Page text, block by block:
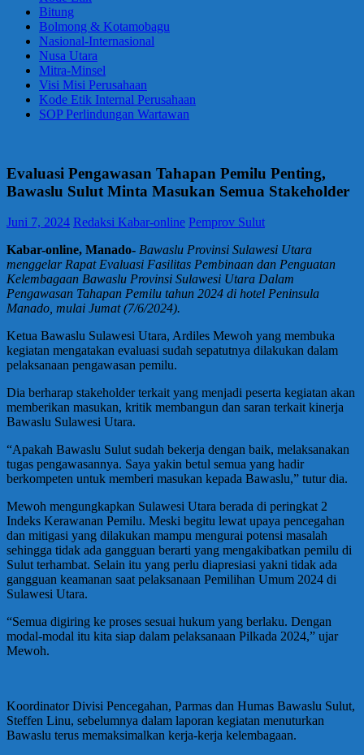
Bitung
Bolmong & Kotamobagu
Nasional-Internasional
Nusa Utara
Mitra-Minsel
Visi Misi Perusahaan
Kode Etik Internal Perusahaan
SOP Perlindungan Wartawan
Evaluasi Pengawasan Tahapan Pemilu Penting,
Bawaslu Sulut Minta Masukan Semua Stakeholder
Juni 7, 2024 Redaksi Kabar-online Pemprov Sulut
Kabar-online, Manado- Bawaslu Provinsi Sulawesi Utara
menggelar Rapat Evaluasi Fasilitas Pembinaan dan Penguatan
Kelembagaan Bawaslu Provinsi Sulawesi Utara Dalam
Pengawasan Tahapan Pemilu tahun 2024 di hotel Peninsula
Manado, mulai Jumat (7/6/2024).
Ketua Bawaslu Sulawesi Utara, Ardiles Mewoh yang membuka
kegiatan mengatakan evaluasi sudah sepatutnya dilakukan dalam
pelaksanaan pengawasan pemilu.
Dia berharap stakeholder terkait yang menjadi peserta kegiatan akan
memberikan masukan, kritik membangun dan saran terkait kinerja
Bawaslu Sulawesi Utara.
“Apakah Bawaslu Sulut sudah bekerja dengan baik, melaksanakan
tugas pengawasannya. Saya yakin betul semua yang hadir
berkompeten untuk memberi masukan kepada Bawaslu,” tutur dia.
Mewoh mengungkapkan Sulawesi Utara berada di peringkat 2
Indeks Kerawanan Pemilu. Meski begitu lewat upaya pencegahan
dan mitigasi yang dilakukan mampu mengurai potensi masalah
sehingga tidak ada gangguan berarti yang mengakibatkan pemilu di
Sulut terhambat. Selain itu yang perlu diapresiasi yakni tidak ada
gangguan keamanan saat pelaksanaan Pemilihan Umum 2024 di
Sulawesi Utara.
“Semua digiring ke proses sesuai hukum yang berlaku. Dengan
modal-modal itu kita siap dalam pelaksanaan Pilkada 2024,” ujar
Mewoh.
Koordinator Divisi Pencegahan, Parmas dan Humas Bawaslu Sulut,
Steffen Linu, sebelumnya dalam laporan kegiatan menuturkan
Bawaslu terus memaksimalkan kerja-kerja kelembagaan.